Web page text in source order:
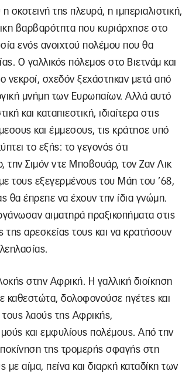
σκοτεινή της πλευρά, η ιμπεριαλιστική,
βαρβαρότητα που κυριάρχησε στο
ενός ανοιχτού πολέμου που θα
Ο γαλλικός πόλεμος στο Βιετνάμ και
νεκροί, σχεδόν ξεχάστηκαν μετά από
μνήμη των Ευρωπαίων. Αλλά αυτό
και καταπιεστική, ιδιαίτερα στις
και έμμεσους, τις κράτησε υπό
το εξής: το γεγονός ότι
την Σιμόν ντε Μποβουάρ, τον Ζαν Λικ
τους εξεγερμένους του Μάη του ’68,
θα έπρεπε να έχουν την ίδια γνώμη.
αιματηρά πραξικοπήματα στις
της αρεσκείας τους και να κρατήσουν
στην Αφρική. Η γαλλική διοίκηση
δολοφονούσε ηγέτες και
λαούς της Αφρικής,
και εμφυλίους πολέμους. Από την
της τρομερής σφαγής στη
με αίμα, πείνα και διαρκή καταδίκη των